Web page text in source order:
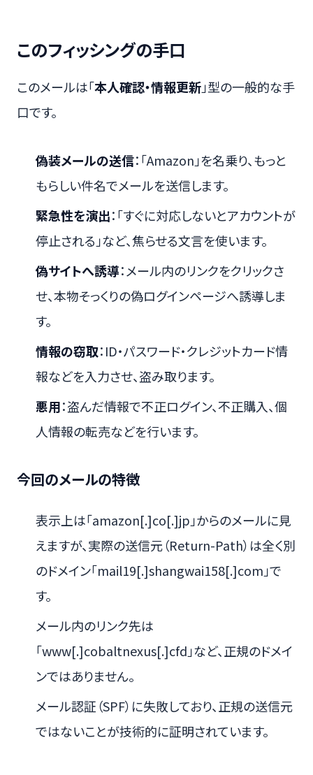
このフィッシングの手口
このメールは「本人確認・情報更新」型の一般的な手
口です。
偽装メールの送信：「Amazon」を名乗り、もっと
もらしい件名でメールを送信します。
緊急性を演出：「すぐに対応しないとアカウントが
停止される」など、焦らせる文言を使います。
偽サイトへ誘導：メール内のリンクをクリックさ
せ、本物そっくりの偽ログインページへ誘導しま
す。
情報の窃取：ID・パスワード・クレジットカード情
報などを入力させ、盗み取ります。
悪用：盗んだ情報で不正ログイン、不正購入、個
人情報の転売などを行います。
今回のメールの特徴
表示上は「amazon[.]co[.]jp」からのメールに見
えますが、実際の送信元（Return-Path）は全く別
のドメイン「mail19[.]shangwai158[.]com」で
す。
メール内のリンク先は
「www[.]cobaltnexus[.]cfd」など、正規のドメイ
ンではありません。
メール認証（SPF）に失敗しており、正規の送信元
ではないことが技術的に証明されています。